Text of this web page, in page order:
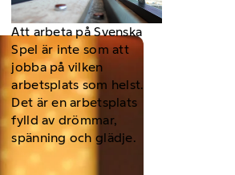
Att arbeta på Svenska
Spel är inte som att
jobba på vilken
arbetsplats som helst.
Det är en arbetsplats
fylld av drömmar,
spänning och glädje.